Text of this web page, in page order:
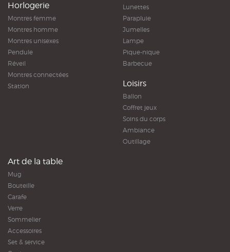
Horlogerie
Montres femme
Montres homme
Montres unisexes
Pendule
Réveil
Montres connectées
Station
Lunettes
Parapluie
Jumelles
Lampe
Pique-nique
Barbecue
Loisirs
Ballon
Coffret jeux
Soins du corps
Ambiance
Outillage
Art de la table
Mug
Bouteille
Carafe
Verre
Sommelier
Accessoires
Set & service